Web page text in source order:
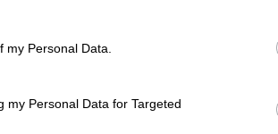
Personal Data.
my Personal Data for Targeted